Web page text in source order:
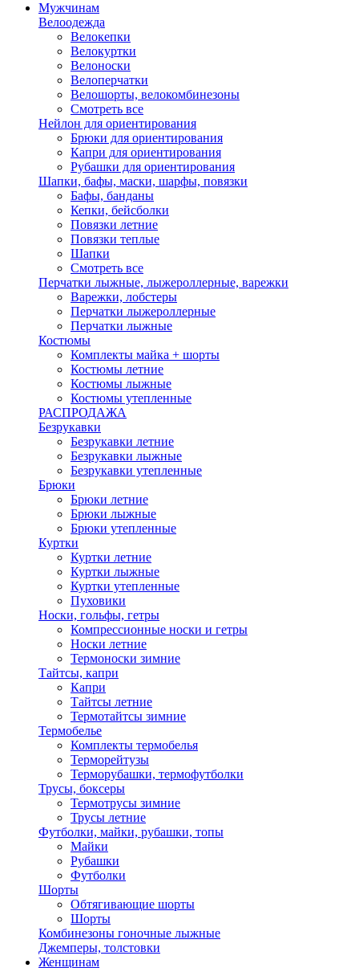
Мужчинам
Велоодежда
Велокепки
Велокуртки
Велоноски
Велоперчатки
Велошорты, велокомбинезоны
Смотреть все
Нейлон для ориентирования
Брюки для ориентирования
Капри для ориентирования
Рубашки для ориентирования
Шапки, бафы, маски, шарфы, повязки
Бафы, банданы
Кепки, бейсболки
Повязки летние
Повязки теплые
Шапки
Смотреть все
Перчатки лыжные, лыжероллерные, варежки
Варежки, лобстеры
Перчатки лыжероллерные
Перчатки лыжные
Костюмы
Комплекты майка + шорты
Костюмы летние
Костюмы лыжные
Костюмы утепленные
РАСПРОДАЖА
Безрукавки
Безрукавки летние
Безрукавки лыжные
Безрукавки утепленные
Брюки
Брюки летние
Брюки лыжные
Брюки утепленные
Куртки
Куртки летние
Куртки лыжные
Куртки утепленные
Пуховики
Носки, гольфы, гетры
Компрессионные носки и гетры
Носки летние
Термоноски зимние
Тайтсы, капри
Капри
Тайтсы летние
Термотайтсы зимние
Термобелье
Комплекты термобелья
Терморейтузы
Терморубашки, термофутболки
Трусы, боксеры
Термотрусы зимние
Трусы летние
Футболки, майки, рубашки, топы
Майки
Рубашки
Футболки
Шорты
Обтягивающие шорты
Шорты
Комбинезоны гоночные лыжные
Джемперы, толстовки
Женщинам